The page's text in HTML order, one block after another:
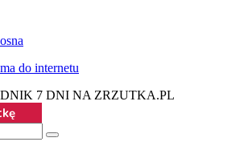
7 DNI NA ZRZUTKA.PL